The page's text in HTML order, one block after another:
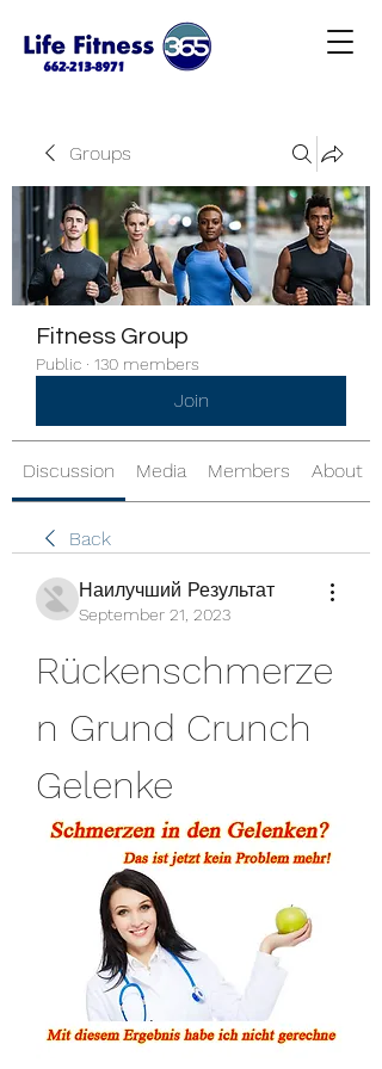
Groups
Fitness Group
Public · 130 members
Join
Discussion Media Members About
Back
Наилучший Результат
September 21, 2023
Rückenschmerze
n Grund Crunch
Gelenke